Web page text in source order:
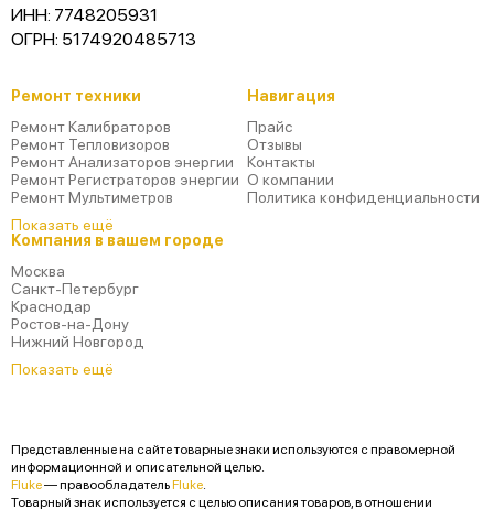
ИНН: 7748205931
ОГРН: 5174920485713
Ремонт техники
Ремонт Калибраторов
Ремонт Тепловизоров
Ремонт Анализаторов энергии
Ремонт Регистраторов энергии
Ремонт Мультиметров
Показать ещё
Компания в вашем городе
Москва
Санкт-Петербург
Краснодар
Ростов-на-Дону
Нижний Новгород
Показать ещё
Навигация
Прайс
Отзывы
Контакты
О компании
Политика конфиденциальности
Представленные на сайте товарные знаки используются с правомерной
информационной и описательной целью.
Fluke— правообладательFluke
Товарный знак используется с целью описания товаров, в отношении